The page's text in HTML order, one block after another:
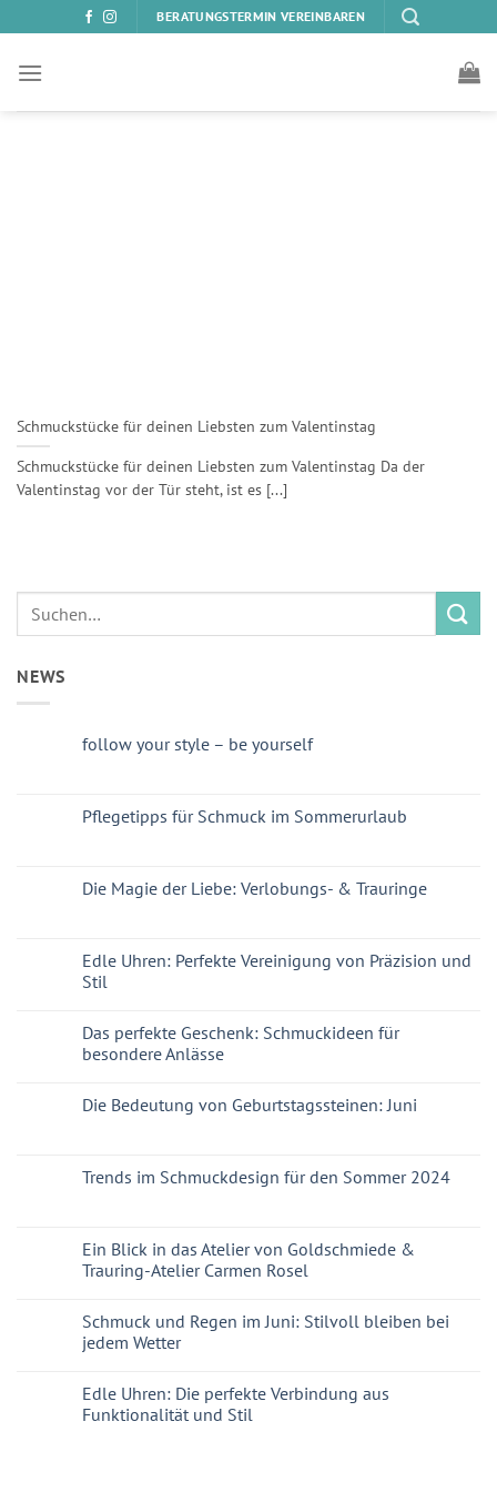
Inhalt
springen
BERATUNGSTERMIN VEREINBAREN
Schmuckstücke für deinen Liebsten zum Valentinstag
Schmuckstücke für deinen Liebsten zum Valentinstag Da der
Valentinstag vor der Tür steht, ist es [...]
NEWS
follow your style – be yourself
Pflegetipps für Schmuck im Sommerurlaub
Die Magie der Liebe: Verlobungs- & Trauringe
Edle Uhren: Perfekte Vereinigung von Präzision und
Stil
Das perfekte Geschenk: Schmuckideen für
besondere Anlässe
Die Bedeutung von Geburtstagssteinen: Juni
Trends im Schmuckdesign für den Sommer 2024
Ein Blick in das Atelier von Goldschmiede &
Trauring-Atelier Carmen Rosel
Schmuck und Regen im Juni: Stilvoll bleiben bei
jedem Wetter
Edle Uhren: Die perfekte Verbindung aus
Funktionalität und Stil